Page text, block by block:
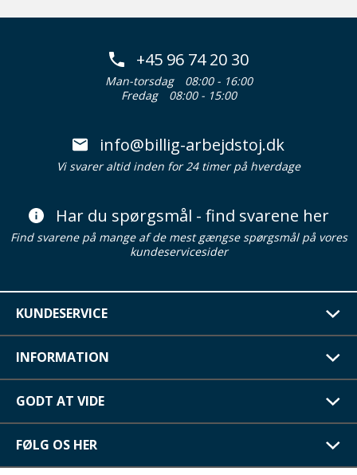
+45 96 74 20 30
Man-torsdag
08:00 - 16:00
Fredag
08:00 - 15:00
info@billig-arbejdstoj.dk
Vi svarer altid inden for 24 timer på hverdage
Har du spørgsmål - find svarene her
Find svarene på mange af de mest gængse spørgsmål på vores
kundeservicesider
KUNDESERVICE
INFORMATION
GODT AT VIDE
FØLG OS HER